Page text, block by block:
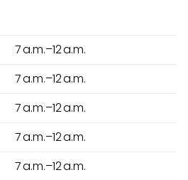
7 a.m.–12 a.m.
7 a.m.–12 a.m.
7 a.m.–12 a.m.
7 a.m.–12 a.m.
7 a.m.–12 a.m.